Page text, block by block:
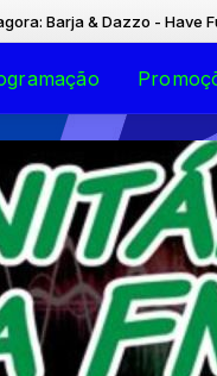
Barja & Dazzo - Have Fun